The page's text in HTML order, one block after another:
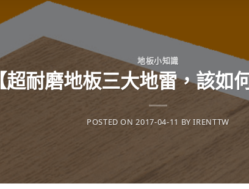
地板小知識
【超耐磨地板三大地雷，該如
POSTED ON2017-04-11 BYIRENTTW